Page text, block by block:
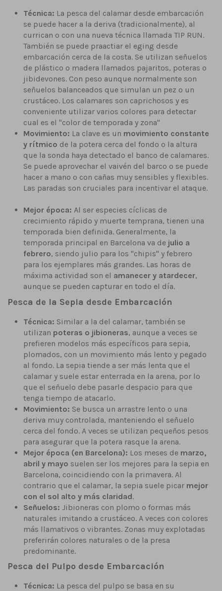
Técnica: La pesca del calamar desde embarcación
se puede hacer a la deriva (tradicionalmente), al
currican o con una nueva técnica llamada TIP RUN.
También se puede praactiar el eging desde
embarcación cerca de la costa. Se utilizan señuelos
de plástico o madera llamados pajaritos, poteras o
jibidevones. Con peso aunque normalmente son
señuelos balanceados que simulan un pez o un
crustáceo. Los calamares son caprichosos y es
conveniente utilizar varios colores para detectar
cual es el "color de temporada y zona"
Movimiento: La clave es un movimiento constante
y rítmico de la potera cerca del fondo o la altura
que la sonda haya detectado el banco de calamares.
Se puede aprovechar el vaivén del barco o se puede
hacer a mano o con cañas muy sensibles y flexibles.
Las paradas son cruciales para incentivar el ataque.
Mejor época: Al ser especies cíclicas de
crecimiento rápido y muerte temprana, tienen una
temporada bien definida. Generalmente, la
temporada principal en Barcelona va de julio a
febrero, siendo julio para los "chipis" y febrero
para los ejemplares más grandes. Las horas de
máxima actividad son el amanecer y atardecer,
aunque se pueden capturar en todo el día.
Pesca de la Sepia desde Embarcación
Técnica: Similar a la del calamar, también se
utilizan poteras o jibioneras, aunque a veces se
prefieren modelos más específicos para sepia,
plomados, con un movimiento más lento y pegado
al fondo. La sepia tiende a ser más lenta que el
calamar y suele estar enterrada en la arena, por lo
que el señuelo debe pasarle despacio para que
tenga tiempo de atacarlo.
Movimiento: Se busca un arrastre lento o una
deriva muy controlada, manteniendo el señuelo
cerca del fondo. A veces se utilizan pequeños pesos
para asegurar que la potera rasque la arena.
Mejor época (en Barcelona): Los meses de marzo,
abril y mayo suelen ser los mejores para la sepia en
Barcelona, coincidiendo con la primavera. Al
contrario que el calamar, la sepia suele picar mejor
con el sol alto y más claridad.
Señuelos: Jibioneras con plomo o formas más
naturales imitando a crustáceo. A veces con colores
más llamativos o vibrantes. Zonas muy explotadas
preferirán colores naturales o de la presa
predominante.
Pesca del Pulpo desde Embarcación
Técnica: La pesca del pulpo se basa en su